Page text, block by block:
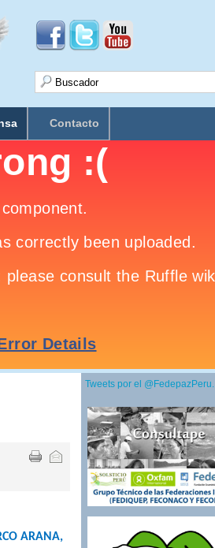
Contacto
ARANA,
Tweets por el @FedepazPeru.